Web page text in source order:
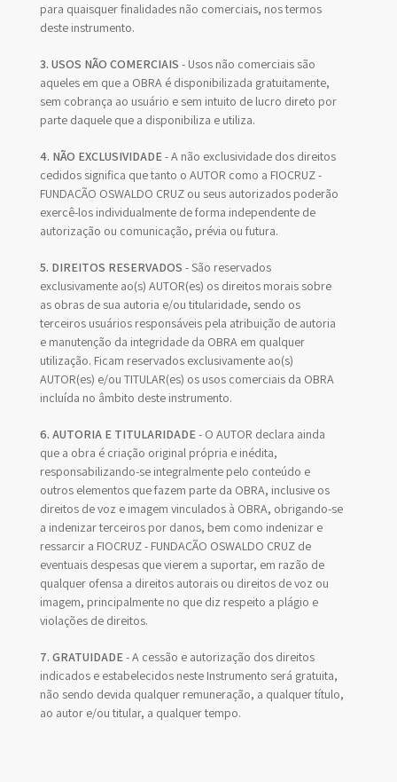
para quaisquer finalidades não comerciais, nos termos
deste instrumento.
3. USOS NÃO COMERCIAIS - Usos não comerciais são
aqueles em que a OBRA é disponibilizada gratuitamente,
sem cobrança ao usuário e sem intuito de lucro direto por
parte daquele que a disponibiliza e utiliza.
4. NÃO EXCLUSIVIDADE- A não exclusividade dos direitos
cedidos significa que tanto o AUTOR como a FIOCRUZ -
FUNDAÇÃO OSWALDO CRUZ ou seus autorizados poderão
exercê-los individualmente de forma independente de
autorização ou comunicação, prévia ou futura.
5. DIREITOS RESERVADOS - São reservados
exclusivamente ao(s) AUTOR(es) os direitos morais sobre
as obras de sua autoria e/ou titularidade, sendo os
terceiros usuários responsáveis pela atribuição de autoria
e manutenção da integridade da OBRA em qualquer
utilização. Ficam reservados exclusivamente ao(s)
AUTOR(es) e/ou TITULAR(es) os usos comerciais da OBRA
incluída no âmbito deste instrumento.
6. AUTORIA E TITULARIDADE- O AUTOR declara ainda
que a obra é criação original própria e inédita,
responsabilizando-se integralmente pelo conteúdo e
outros elementos que fazem parte da OBRA, inclusive os
direitos de voz e imagem vinculados à OBRA, obrigando-se
a indenizar terceiros por danos, bem como indenizar e
ressarcir a FIOCRUZ - FUNDAÇÃO OSWALDO CRUZ de
eventuais despesas que vierem a suportar, em razão de
qualquer ofensa a direitos autorais ou direitos de voz ou
imagem, principalmente no que diz respeito a plágio e
violações de direitos.
7. GRATUIDADE- A cessão e autorização dos direitos
indicados e estabelecidos neste Instrumento será gratuita,
não sendo devida qualquer remuneração, a qualquer título,
ao autor e/ou titular, a qualquer tempo.